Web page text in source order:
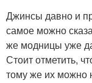
Джинсы давно и
самое можно
же модницы уже
Стоит отметить,
тому же их можно